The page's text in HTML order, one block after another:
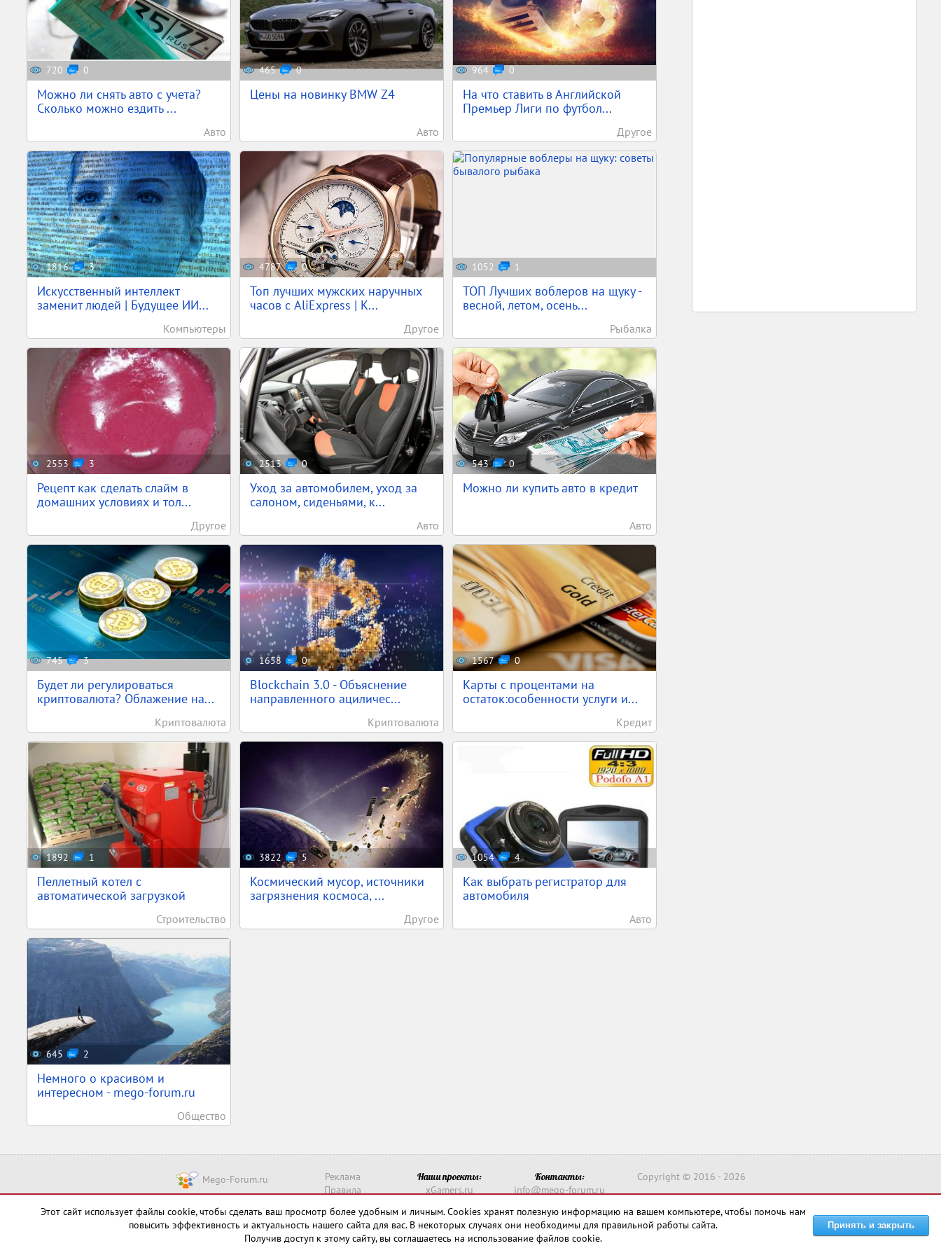
720 0
Можно ли снять авто с учета?
Сколько можно ездить ...
Авто
465 0
Цены на новинку BMW Z4
Авто
964 0
На что ставить в Английской
Премьер Лиги по футбол...
Другое
1816 3
Искусственный интеллект
заменит людей | Будущее ИИ...
Компьютеры
4787 0
Топ лучших мужских наручных
часов с AliExpress | К...
Другое
1052 1
ТОП Лучших воблеров на щуку -
весной, летом, осень...
Рыбалка
2553 3
Рецепт как сделать слайм в
домашних условиях и тол...
Другое
2513 0
Уход за автомобилем, уход за
салоном, сиденьями, к...
Авто
543 0
Можно ли купить авто в кредит
Авто
745 3
Будет ли регулироваться
криптовалюта? Облажение на...
Криптовалюта
1658 0
Blockchain 3.0 - Объяснение
направленного ациличес...
Криптовалюта
1567 0
Карты с процентами на
остаток:особенности услуги и...
Кредит
1892 1
Пеллетный котел с
автоматической загрузкой
Строительство
3822 5
Космический мусор, источники
загрязнения космоса, ...
Другое
1054 4
Как выбрать регистратор для
автомобиля
Авто
645 2
Немного о красивом и
интересном - mego-forum.ru
Общество
Mego-Forum.ru
Реклама
Правила
Наши проекты:
xGamers.ru
911-win.ru
911-win.com
Контакты:
info@mego-forum.ru
Copyright © 2016 - 2026
Этот сайт использует файлы cookie, чтобы сделать ваш просмотр более удобным и личным. Cookies хранят полезную информацию на вашем компьютере, чтобы помочь нам
повысить эффективность и актуальность нашего сайта для вас. В некоторых случаях они необходимы для правильной работы сайта.
Получив доступ к этому сайту, вы соглашаетесь на использование файлов cookie.